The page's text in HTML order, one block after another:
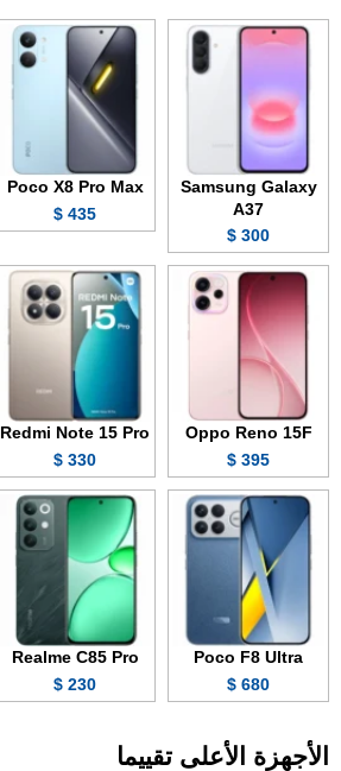
Samsung Galaxy
A37
300 $
Poco X8 Pro Max
435 $
Oppo Reno 15F
395 $
Redmi Note 15 Pro
330 $
Poco F8 Ultra
680 $
Realme C85 Pro
230 $
الأجهزة الأعلى تقييما